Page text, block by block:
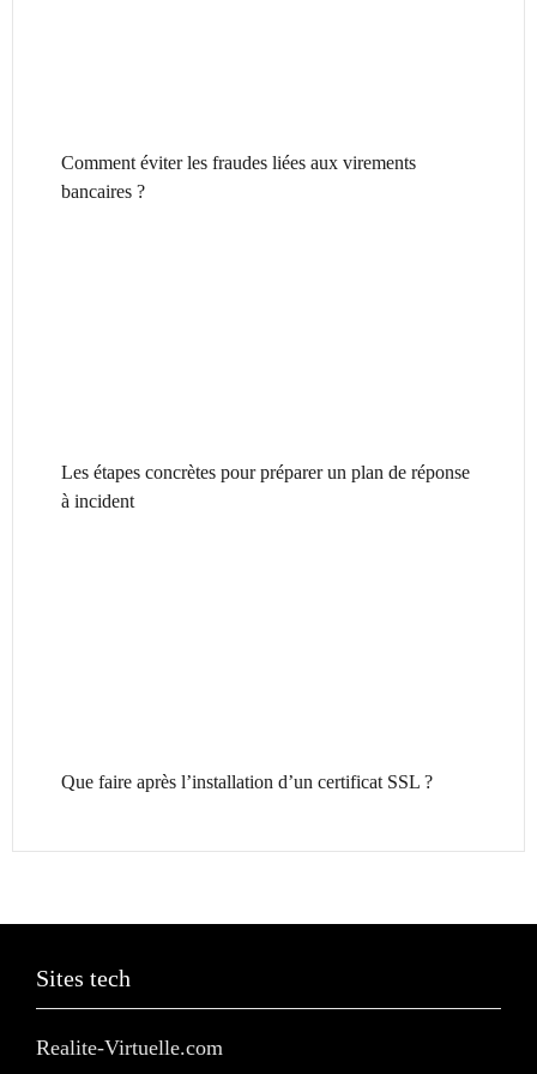
Comment éviter les fraudes liées aux virements
bancaires ?
Les étapes concrètes pour préparer un plan de réponse
à incident
Que faire après l’installation d’un certificat SSL ?
Sites tech
Realite-Virtuelle.com